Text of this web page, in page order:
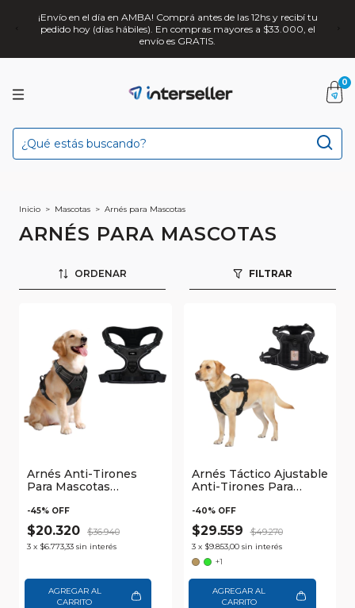
¡Envío en el día en AMBA! Comprá antes de las 12hs y recibí tu
pedido hoy (días hábiles). En compras mayores a $33.000, el
envío es GRATIS.
0
Inicio > Mascotas > Arnés para Mascotas
ARNÉS PARA MASCOTAS
ORDENAR FILTRAR
Arnés Anti-Tirones
Para Mascotas
Waggs
-45% OFF
$20.320 $36.940
3 x $6.773,33 sin interés
AGREGAR AL
CARRITO
Arnés Táctico Ajustable
Anti-Tirones Para
-40% OFF
$29.559 $49.270
3 x $9.853,00 sin interés
+1
AGREGAR AL
CARRITO